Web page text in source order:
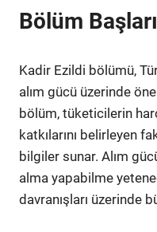
Bölüm
Kadir Ezildi bölümü,
alım gücü üzerinde
bölüm, tüketicilerin
katkılarını belirleyen
bilgiler sunar. Alım
alma yapabilme
davranışları üzerinde